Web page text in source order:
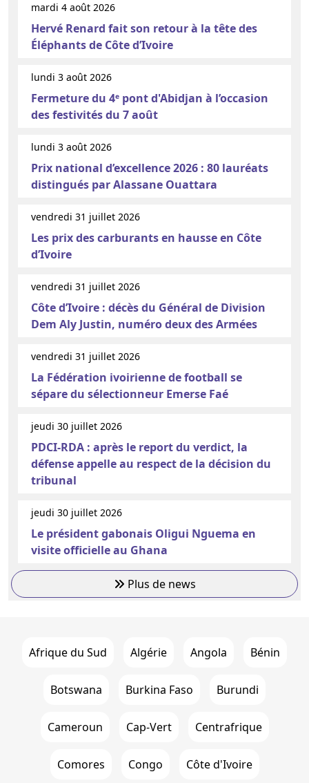
mardi 4 août 2026
Hervé Renard fait son retour à la tête des
Éléphants de Côte d’Ivoire
lundi 3 août 2026
Fermeture du 4ᵉ pont d'Abidjan à l’occasion
des festivités du 7 août
lundi 3 août 2026
Prix national d’excellence 2026 : 80 lauréats
distingués par Alassane Ouattara
vendredi 31 juillet 2026
Les prix des carburants en hausse en Côte
d’Ivoire
vendredi 31 juillet 2026
Côte d’Ivoire : décès du Général de Division
Dem Aly Justin, numéro deux des Armées
vendredi 31 juillet 2026
La Fédération ivoirienne de football se
sépare du sélectionneur Emerse Faé
jeudi 30 juillet 2026
PDCI-RDA : après le report du verdict, la
défense appelle au respect de la décision du
tribunal
jeudi 30 juillet 2026
Le président gabonais Oligui Nguema en
visite officielle au Ghana
Plus de news
Afrique du Sud Algérie Angola Bénin
Botswana Burkina Faso Burundi
Cameroun Cap-Vert Centrafrique
Comores Congo Côte d'Ivoire